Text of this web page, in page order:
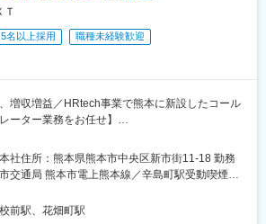
任せしていきます。当社は資格取得支援もおこ
ではなく現場での経験を活かして研修担当や本
リアチェンジする事も可能です。。
5名以上採用
職種未経験歓迎
、増収増益／HRtech事業で熊本に新設したコール
ーター業務をお任せ】
事業で当社が扱う商材の発信業務をお任せし
ば出すほどボーナスが上がる仕組みです。創業
ため、新しい事業を立ち上げる楽しさを味わう
です。
社住所：熊本県熊本市中央区新市街11-18 勤務
交通局 熊本市電上熊本線／辛島町駅受動喫煙対
変更の範囲：会社の定める事業所
前駅、花畑町駅